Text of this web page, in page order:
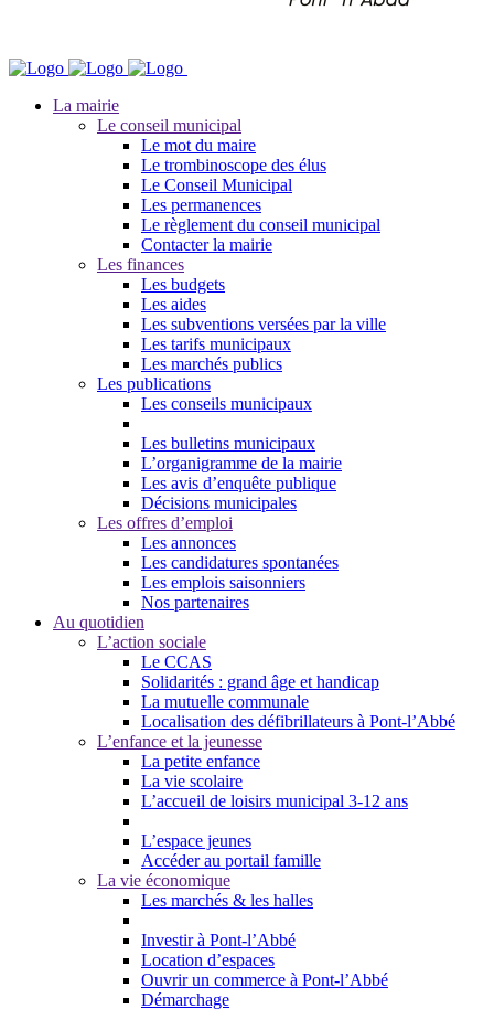
La mairie
Le conseil municipal
Le mot du maire
Le trombinoscope des élus
Le Conseil Municipal
Les permanences
Le règlement du conseil municipal
Contacter la mairie
Les finances
Les budgets
Les aides
Les subventions versées par la ville
Les tarifs municipaux
Les marchés publics
Les publications
Les conseils municipaux
Les bulletins municipaux
L’organigramme de la mairie
Les avis d’enquête publique
Décisions municipales
Les offres d’emploi
Les annonces
Les candidatures spontanées
Les emplois saisonniers
Nos partenaires
Au quotidien
L’action sociale
Le CCAS
Solidarités : grand âge et handicap
La mutuelle communale
Localisation des défibrillateurs à Pont-l’Abbé
L’enfance et la jeunesse
La petite enfance
La vie scolaire
L’accueil de loisirs municipal 3-12 ans
L’espace jeunes
Accéder au portail famille
La vie économique
Les marchés & les halles
Investir à Pont-l’Abbé
Location d’espaces
Ouvrir un commerce à Pont-l’Abbé
Démarchage